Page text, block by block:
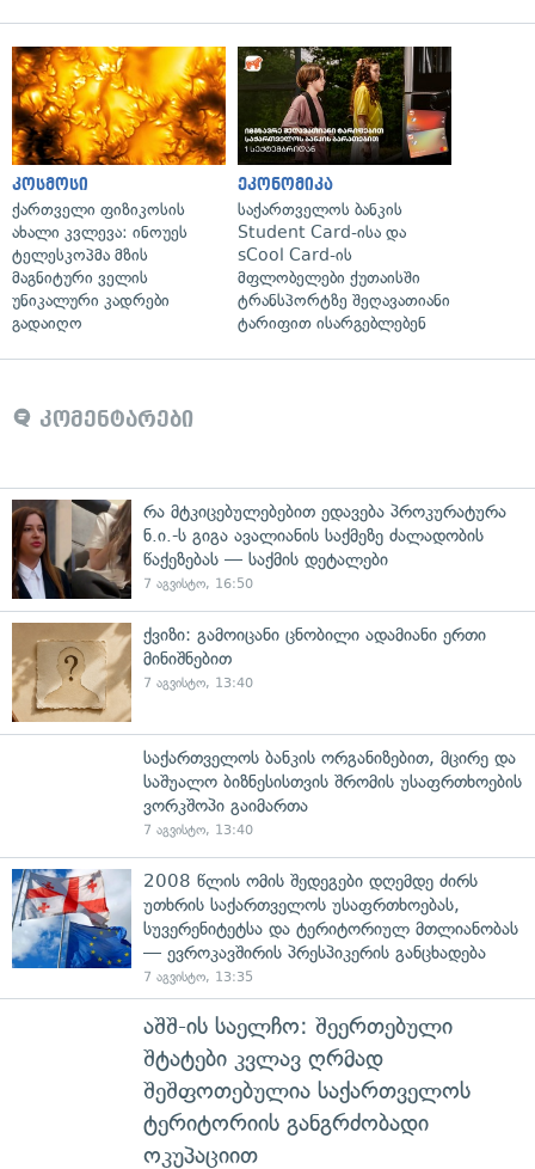
კოსმოსი
ქართველი ფიზიკოსის
ახალი კვლევა: ინოუეს
ტელესკოპმა მზის
მაგნიტური ველის
უნიკალური კადრები
გადაიღო
ეკონომიკა
საქართველოს ბანკის
Student Card-ისა და
sCool Card-ის
მფლობელები ქუთაისში
ტრანსპორტზე შეღავათიანი
ტარიფით ისარგებლებენ
კომენტარები
რა მტკიცებულებებით ედავება პროკურატურა
ნ.ი.-ს გიგა ავალიანის საქმეზე ძალადობის
წაქეზებას — საქმის დეტალები
7 აგვისტო, 16:50
ქვიზი: გამოიცანი ცნობილი ადამიანი ერთი
მინიშნებით
7 აგვისტო, 13:40
საქართველოს ბანკის ორგანიზებით, მცირე და
საშუალო ბიზნესისთვის შრომის უსაფრთხოების
ვორკშოპი გაიმართა
7 აგვისტო, 13:40
2008 წლის ომის შედეგები დღემდე ძირს
უთხრის საქართველოს უსაფრთხოებას,
სუვერენიტეტსა და ტერიტორიულ მთლიანობას
— ევროკავშირის პრესპიკერის განცხადება
7 აგვისტო, 13:35
აშშ-ის საელჩო: შეერთებული
შტატები კვლავ ღრმად
შეშფოთებულია საქართველოს
ტერიტორიის განგრძობადი
ოკუპაციით